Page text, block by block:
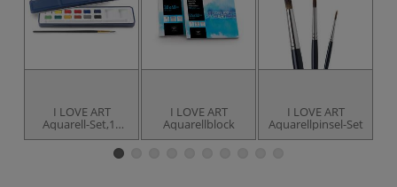
I LOVE ART
Aquarell-Set,12
Farben
I LOVE ART
Aquarellblock
I LOVE ART
Aquarellpinsel-Set